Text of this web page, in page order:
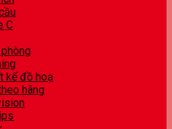
C
kế đồ hoạ
hãng